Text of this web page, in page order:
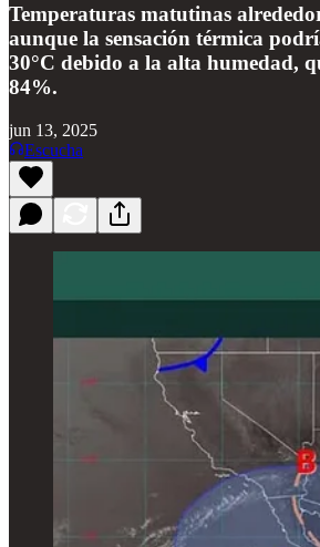
Temperaturas matutinas
aunque la sensación térmica
30°C debido a la alta humedad,
84%.
jun 13, 2025
Escucha